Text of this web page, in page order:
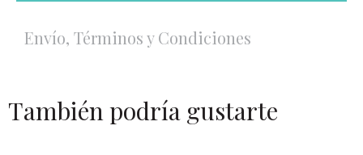
Envío, Términos y Condiciones
También podría gustarte